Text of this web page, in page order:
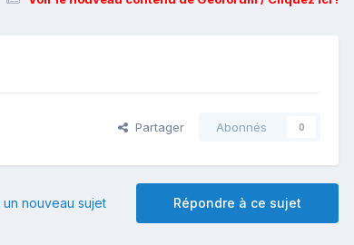
Partager Abonnés 0
Répondre à ce sujet
un nouveau sujet